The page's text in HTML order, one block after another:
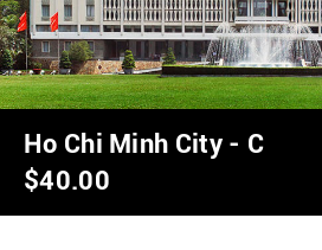
Ho Chi Minh City - C
$40.00